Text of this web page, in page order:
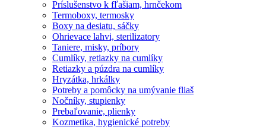
Príslušenstvo k fľašiam, hrnčekom
Termoboxy, termosky
Boxy na desiatu, sáčky
Ohrievace lahvi, sterilizatory
Taniere, misky, príbory
Cumlíky, retiazky na cumlíky
Retiazky a púzdra na cumlíky
Hryzátka, hrkálky
Potreby a pomôcky na umývanie fliaš
Nočníky, stupienky
Prebaľovanie, plienky
Kozmetika, hygienické potreby